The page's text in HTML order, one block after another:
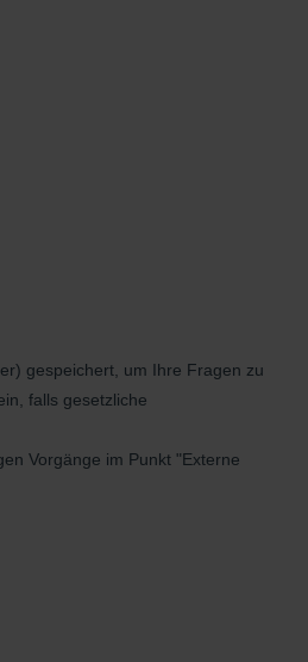
gespeichert, um Ihre Fragen zu
falls gesetzliche
Vorgänge im Punkt "Externe